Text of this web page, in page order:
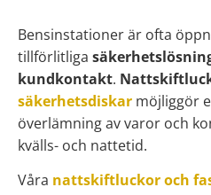
Bensinstationer är ofta
tillförlitliga
kundkontakt.
säkerhetsdiskar möjliggör
överlämning av varor och
kvälls- och nattetid.
Våra nattskiftluckor och